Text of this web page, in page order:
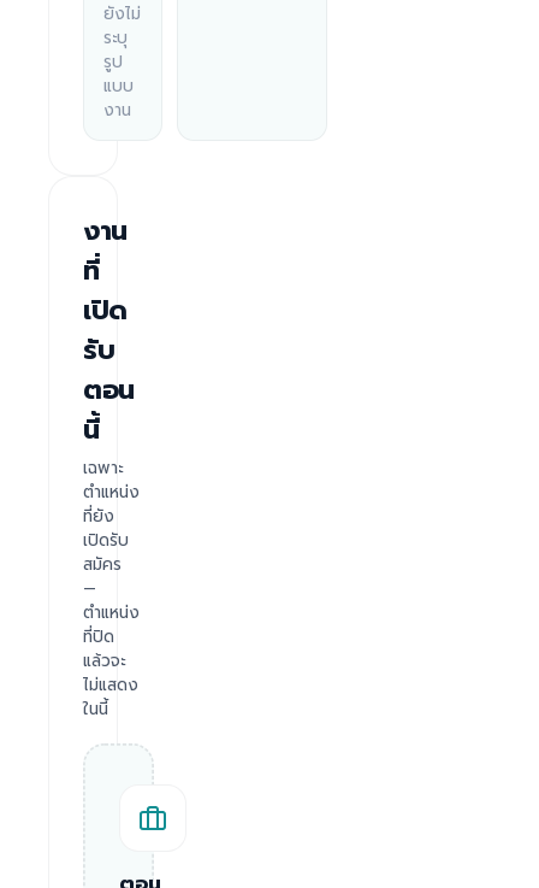
ยังไม่
ระบุ
รูป
แบบ
งาน
งาน
ที่
เปิด
รับ
ตอน
นี้
เฉพาะ
ตำแหน่ง
ที่ยัง
เปิดรับ
สมัคร
—
ตำแหน่ง
ที่ปิด
แล้วจะ
ไม่แสดง
ในนี้